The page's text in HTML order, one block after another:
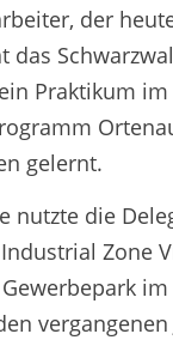
der
das
Praktikum im
gelernt.
nutzte die
Zone
vergangenen